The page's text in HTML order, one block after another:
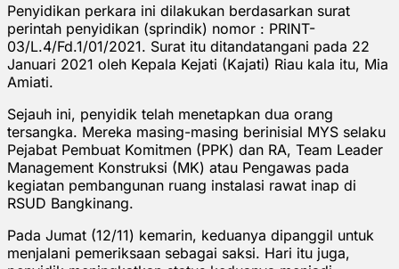
Penyidikan perkara ini dilakukan berdasarkan surat
perintah penyidikan (sprindik) nomor : PRINT-
03/L.4/Fd.1/01/2021. Surat itu ditandatangani pada 22
Januari 2021 oleh Kepala Kejati (Kajati) Riau kala itu, Mia
Amiati.
Sejauh ini, penyidik telah menetapkan dua orang
tersangka. Mereka masing-masing berinisial MYS selaku
Pejabat Pembuat Komitmen (PPK) dan RA, Team Leader
Management Konstruksi (MK) atau Pengawas pada
kegiatan pembangunan ruang instalasi rawat inap di
RSUD Bangkinang.
Pada Jumat (12/11) kemarin, keduanya dipanggil untuk
menjalani pemeriksaan sebagai saksi. Hari itu juga,